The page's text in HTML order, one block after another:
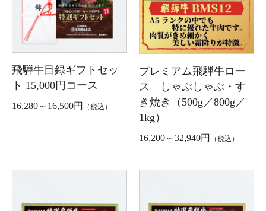
飛騨牛目録ギフトセッ
ト 15,000円コース
16,280～16,500円 （税込）
プレミアム飛騨牛ロー
ス しゃぶしゃぶ・す
き焼き（500g／800g／
1kg）
16,200～32,940円 （税込）